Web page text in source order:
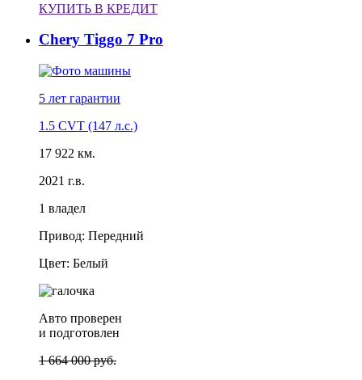
КУПИТЬ В КРЕДИТ
Chery Tiggo 7 Pro
5 лет гарантии
1.5 CVT (147 л.с.)
17 922 км.
2021 г.в.
1 владел
Привод: Передний
Цвет: Белый
Авто проверен
и подготовлен
1 664 000 руб.